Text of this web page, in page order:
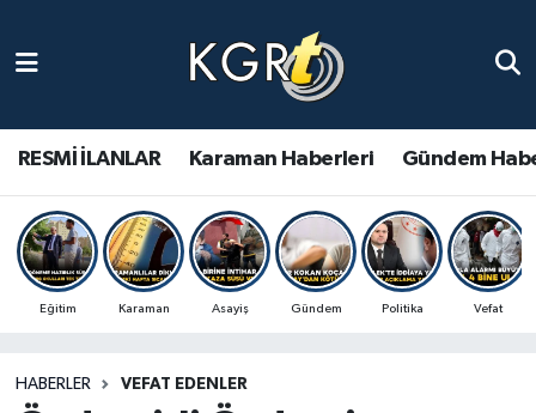
RESMİ İLANLAR Karaman Haberleri Gündem
Eğitim Karaman Asayiş Gündem Politika Vefat
HABERLER VEFAT EDENLER
Gündem Haberleri
Güncel Haberler
Spor Haberleri
Ulusal Haberler